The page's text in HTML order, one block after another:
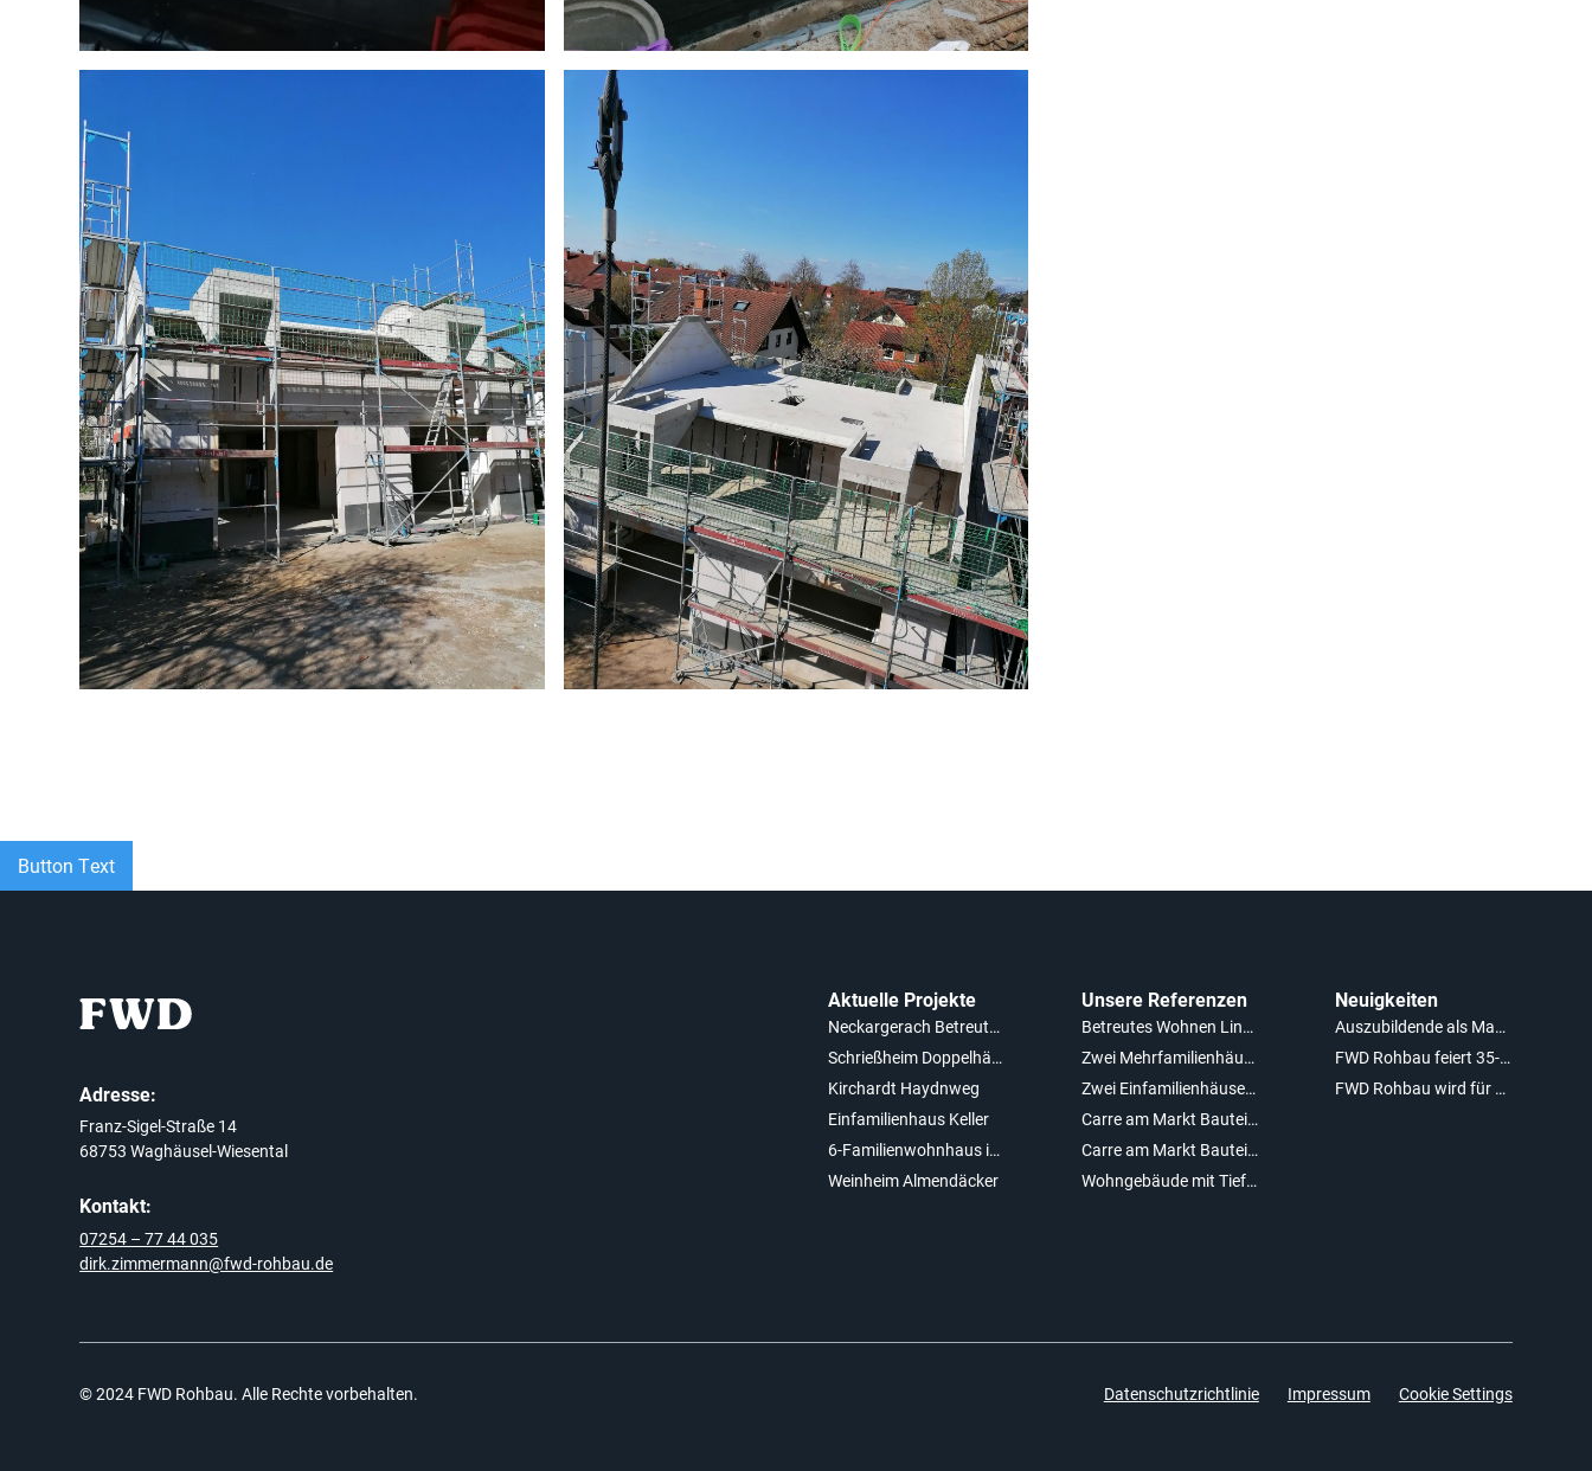
Button Text
Adresse:
Franz-Sigel-Straße 14
68753 Waghäusel-Wiesental
Kontakt:
07254 – 77 44 035
dirk.zimmermann@fwd-rohbau.de
Aktuelle Projekte
Neckargerach Betreutes Wohnen
Schrießheim Doppelhäuser
Kirchardt Haydnweg
Einfamilienhaus Keller
6-Familienwohnhaus in Laudenbach
Weinheim Almendäcker
Unsere Referenzen
Betreutes Wohnen Lindenquartier Köngen
Zwei Mehrfamilienhäuser mit Tiefgarage
Zwei Einfamilienhäuser in Stutensee Friedrichstal
Carre am Markt Bauteil A
Carre am Markt Bauteil B1+B2
Wohngebäude mit Tiefgarage und Bankgebäude in Leimen
Neuigkeiten
Auszubildende als Maurer (m/w/d) gesucht!
FWD Rohbau feiert 35-jähriges Firmenjubiläum
FWD Rohbau wird für vorbildliche Ausbildungsleistungen ausgezeichnet
© 2024 FWD Rohbau. Alle Rechte vorbehalten. Datenschutzrichtlinie Impressum Cookie Settings